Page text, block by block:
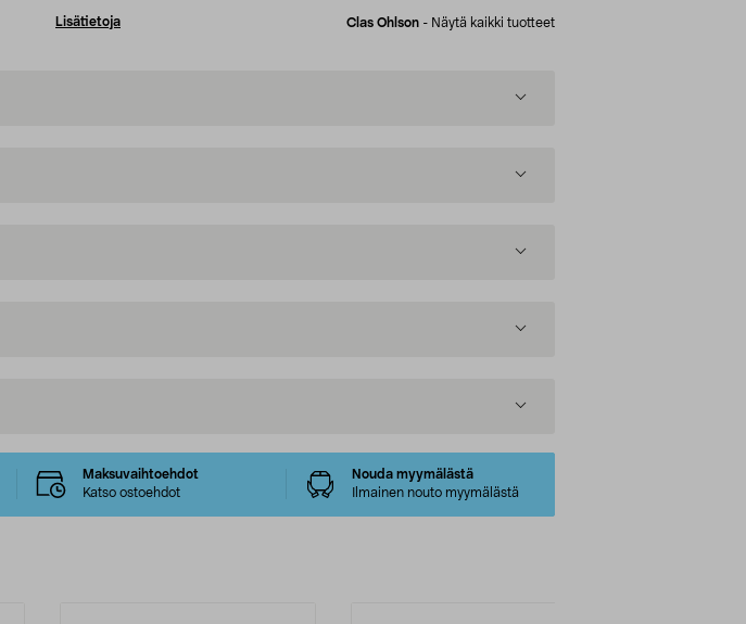
Lisätietoja Clas Ohlson - Näytä kaikki tuotteet
Maksuvaihtoehdot
Katso ostoehdot
Nouda myymälästä
Ilmainen nouto myymälästä